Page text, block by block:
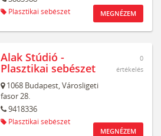
Plasztikai sebészet MEGNÉZEM
Alak Stúdió -
Plasztikai sebészet
1068 Budapest,Városligeti
fasor 28.
9418336
Plasztikai sebészet
0
értékelés
MEGNÉZEM